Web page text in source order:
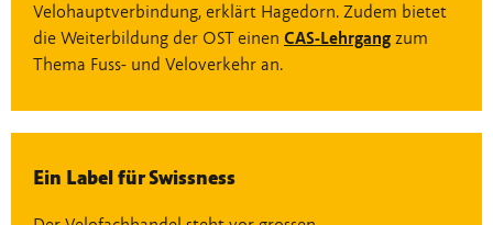
Velohauptverbindung, erklärt Hagedorn. Zudem bietet
die Weiterbildung der OST einen CAS-Lehrgang zum
Thema Fuss- und Veloverkehr an.
Ein Label für Swissness